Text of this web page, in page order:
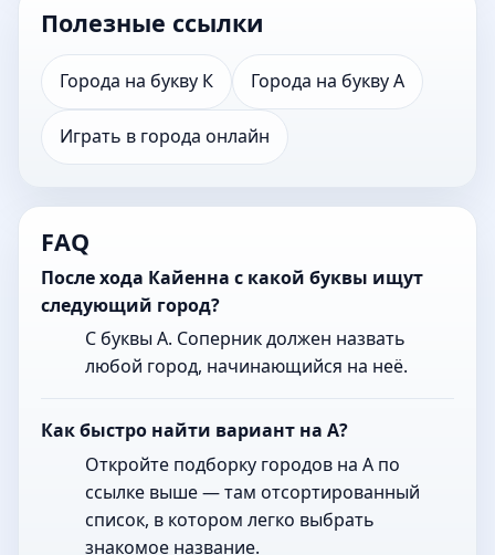
Полезные ссылки
Города на букву К Города на букву А
Играть в города онлайн
FAQ
После хода Кайенна с какой буквы ищут
следующий город?
С буквы А. Соперник должен назвать
любой город, начинающийся на неё.
Как быстро найти вариант на А?
Откройте подборку городов на А по
ссылке выше — там отсортированный
список, в котором легко выбрать
знакомое название.